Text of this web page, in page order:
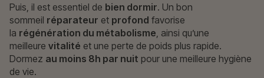
Puis, il est essentiel de bien dormir. Un bon
sommeil réparateur et profond favorise
la régénération du métabolisme , ainsi qu’une
meilleure vitalité et une perte de poids plus rapide.
Dormez au moins 8h par nuit pour une meilleure hygiène
de vie.